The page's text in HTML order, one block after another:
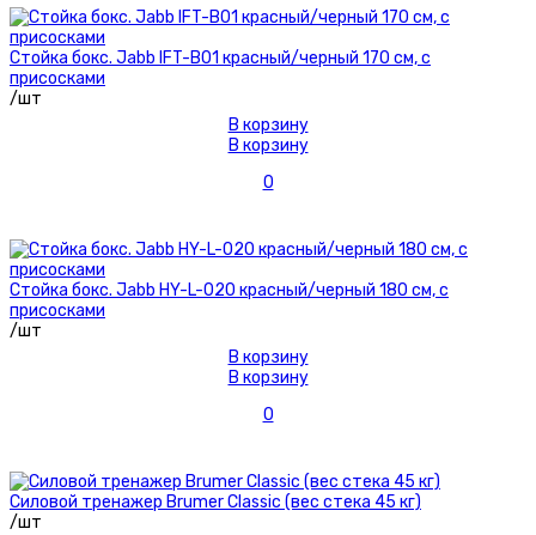
Стойка бокс. Jabb IFT-B01 красный/черный 170 см, с
присосками
/шт
В корзину
В корзину
0
Стойка бокс. Jabb HY-L-020 красный/черный 180 см, с
присосками
/шт
В корзину
В корзину
0
Силовой тренажер Brumer Classic (вес стека 45 кг)
/шт